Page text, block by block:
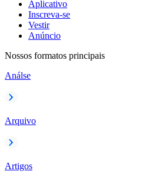
Aplicativo
Inscreva-se
Vestir
Anúncio
Nossos formatos principais
Análse
Arquivo
Artigos